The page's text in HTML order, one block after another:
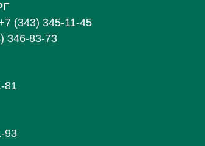
(343) 345-11-45
346-83-73
81
93